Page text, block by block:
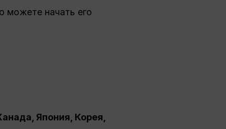
можете начать его
Япония, Корея,